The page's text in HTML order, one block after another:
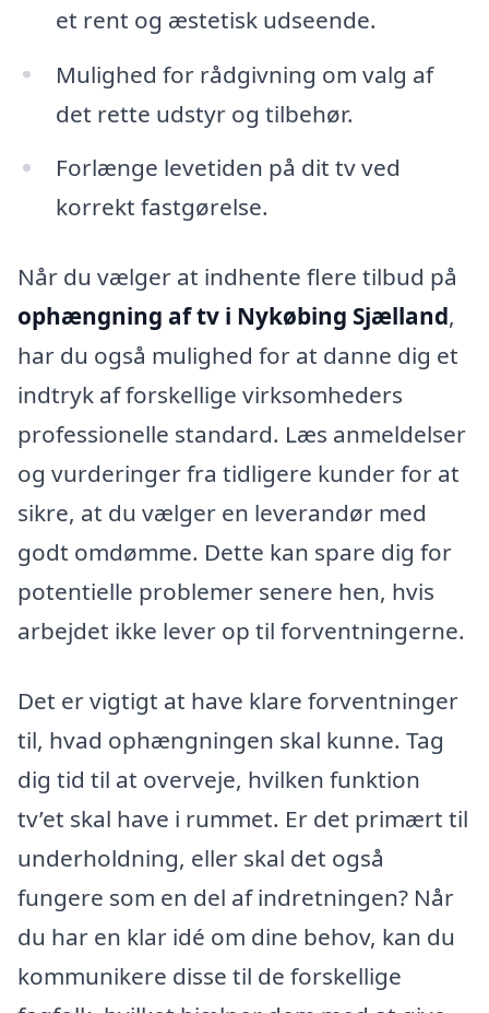
et rent og æstetisk udseende.
Mulighed for rådgivning om valg af
det rette udstyr og tilbehør.
Forlænge levetiden på dit tv ved
korrekt fastgørelse.
Når du vælger at indhente flere tilbud på
ophængning af tv i Nykøbing Sjælland,
har du også mulighed for at danne dig et
indtryk af forskellige virksomheders
professionelle standard. Læs anmeldelser
og vurderinger fra tidligere kunder for at
sikre, at du vælger en leverandør med
godt omdømme. Dette kan spare dig for
potentielle problemer senere hen, hvis
arbejdet ikke lever op til forventningerne.
Det er vigtigt at have klare forventninger
til, hvad ophængningen skal kunne. Tag
dig tid til at overveje, hvilken funktion
tv’et skal have i rummet. Er det primært til
underholdning, eller skal det også
fungere som en del af indretningen? Når
du har en klar idé om dine behov, kan du
kommunikere disse til de forskellige